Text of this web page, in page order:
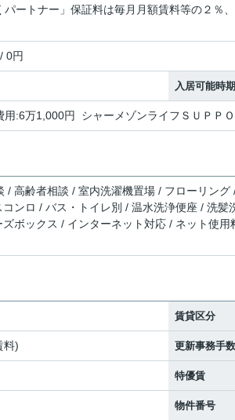
パートナー」保証料は毎月月額賃料等の２％
0円
入居可能時期
用:6万1,000円 シャーメゾンライフＳＵＰＰＯ
/ 高齢者相談 / 室内洗濯機置場 / フローリン
コンロ / バス・トイレ別 / 温水洗浄便座 / 洗
ズボックス / インターネット対応 / ネット使
賃貸区分
料) 更新事務手
特優賃
物件番号